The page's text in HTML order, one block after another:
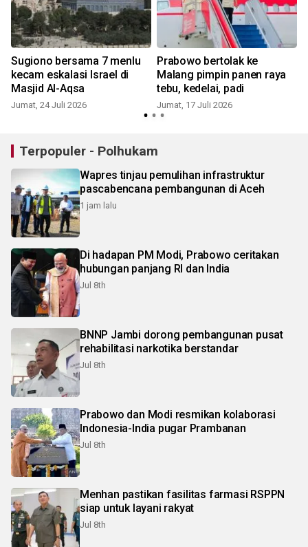
Sugiono bersama 7 menlu
kecam eskalasi Israel di
Masjid Al-Aqsa
Jumat, 24 Juli 2026
Prabowo bertolak ke
Malang pimpin panen raya
tebu, kedelai, padi
Jumat, 17 Juli 2026
Terpopuler - Polhukam
Wapres tinjau pemulihan infrastruktur
pascabencana pembangunan di Aceh
1 jam lalu
Di hadapan PM Modi, Prabowo ceritakan
hubungan panjang RI dan India
Jul 8th
BNNP Jambi dorong pembangunan pusat
rehabilitasi narkotika berstandar
Jul 8th
Prabowo dan Modi resmikan kolaborasi
Indonesia-India pugar Prambanan
Jul 8th
Menhan pastikan fasilitas farmasi RSPPN
siap untuk layani rakyat
Jul 8th